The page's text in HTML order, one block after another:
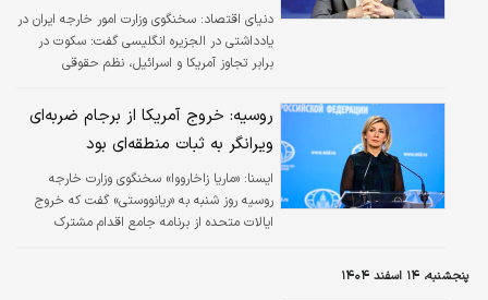
دنیای اقتصاد: سخنگوی وزارت امور خارجه ایران در
یادداشتی در الجزیره انگلیسی گفت: سکوت در
برابر تجاوز آمریکا و اسرائیل، نظم حقوقی
مخاطره می‌اندازد. اسماعیل بقایی در یادداشتی در
الجزیره انگلیسی نوشت: هر نقطه مبدأ، پایگاه یا
بستری که از آن اقدامات تجاوزکارانه علیه ایران آغاز
شود ـ صرف‌نظر از آنکه این نیروها در قلمرو کدام
کشور مستقر باشند، یک هدف نظامی مشروع
تلقی خواهد شد. وی گفت، ما نیازمند تضمین‌های
روسیه: خروج آمریکا از برجام ضربه‌ای
ویرانگر به ثبات منطقه‌ای بود
ايسنا: «ماریا زاخارووا» سخنگوی وزارت خارجه
روسیه روز شنبه به «ریانووستی» گفت که خروج
ایالات متحده از برنامه جامع اقدام مشترک
پنجشنبه، ۱۴ اسفند ۱۴۰۴